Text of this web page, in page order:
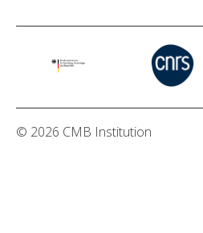
© 2026 CMB Institution